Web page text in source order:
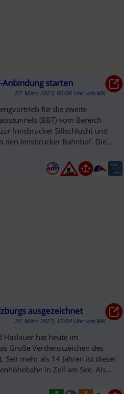
starten
27. März 2023, 06:06 Uhr vonMK
für die zweite
(BBT) vom Bereich
Innsbrucker Sillschlucht und
den Innsbrucker Bahnhof. Die
ausgezeichnet
24. März 2023, 15:04 Uhr vonMK
Haslauer hat heute im
Große Verdienstzeichen des
Seit mehr als 14 Jahren ist dieser
in Zell am See. Als